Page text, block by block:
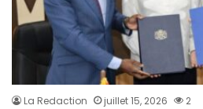
La Redaction juillet 15, 2026 2